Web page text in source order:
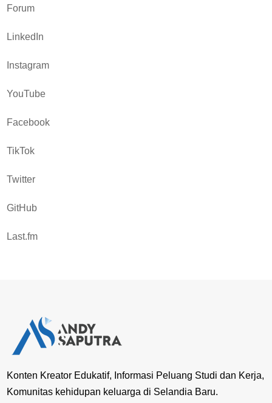
Forum
LinkedIn
Instagram
YouTube
Facebook
TikTok
Twitter
GitHub
Last.fm
Konten Kreator Edukatif, Informasi Peluang Studi dan Kerja,
Komunitas kehidupan keluarga di Selandia Baru.